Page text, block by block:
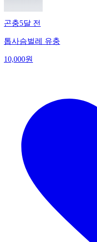
곤충5달 전
톱사슴벌레 유충
10,000원